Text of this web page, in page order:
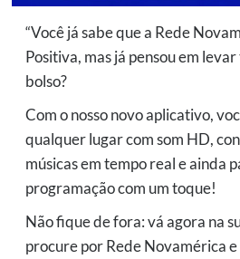
“Você já sabe que a Rede
Positiva, mas já pensou em levar
bolso?
Com o nosso novo aplicativo,
qualquer lugar com som HD,
músicas em tempo real e ainda
programação com um toque!
Não fique de fora: vá agora na
procure por Rede Novamérica